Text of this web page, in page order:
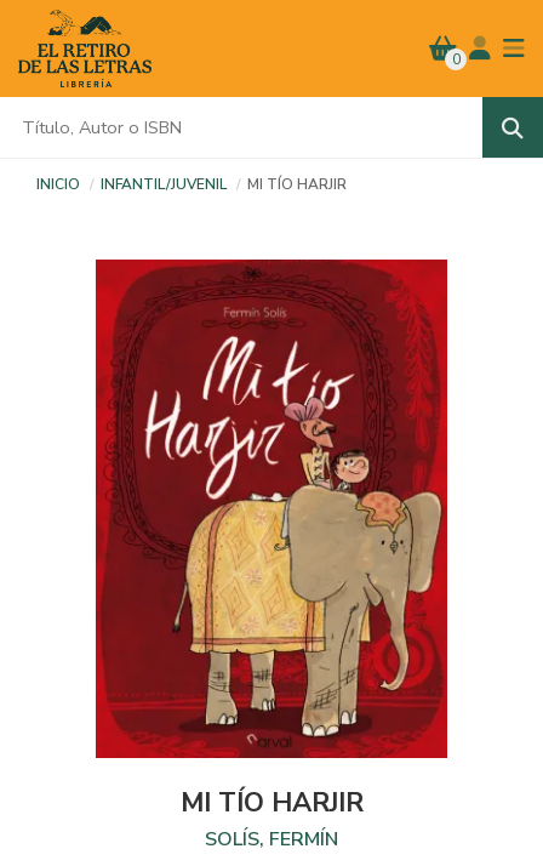
0
INICIO INFANTIL/JUVENIL MI TÍO HARJIR
MI TÍO HARJIR
SOLÍS, FERMÍN